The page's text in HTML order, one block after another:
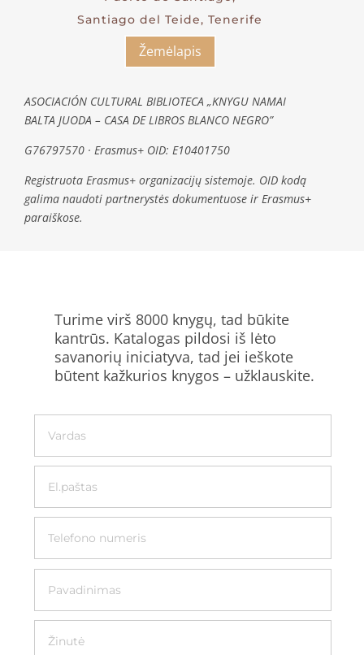
Santiago del Teide, Tenerife
Žemėlapis
ASOCIACIÓN CULTURAL BIBLIOTECA „KNYGU NAMAI
BALTA JUODA – CASA DE LIBROS BLANCO NEGRO”
G76797570 · Erasmus+ OID: E10401750
Registruota Erasmus+ organizacijų sistemoje. OID kodą
galima naudoti partnerystės dokumentuose ir Erasmus+
paraiškose.
Turime virš 8000 knygų, tad būkite
kantrūs. Katalogas pildosi iš lėto
savanorių iniciatyva, tad jei ieškote
būtent kažkurios knygos – užklauskite.